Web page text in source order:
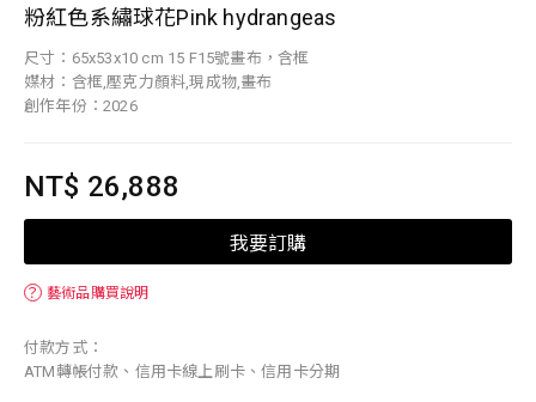
粉紅色系繡球花Pink hydrangeas
尺寸：65x53x10 cm 15 F15號畫布，含框
媒材：含框,壓克力顏料,現成物,畫布
創作年份：2026
NT$ 26,888
我要訂購
？ 藝術品購買說明
付款方式：
ATM轉帳付款、信用卡線上刷卡、信用卡分期